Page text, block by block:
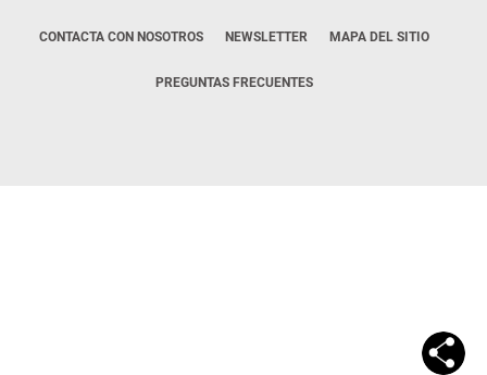
CONTACTA CON NOSOTROS NEWSLETTER MAPA DEL SITIO
PREGUNTAS FRECUENTES